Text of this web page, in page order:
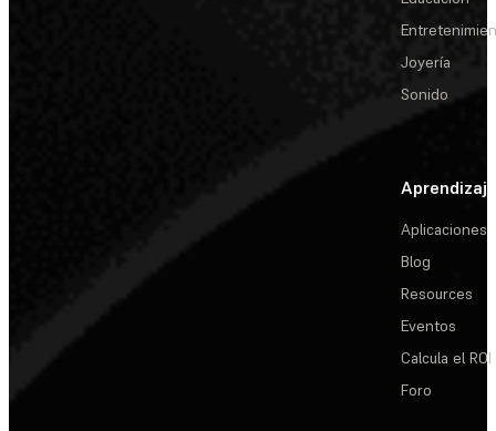
Joyería
Sonido
Aprendizaje
Aplicaciones
Blog
Resources
Eventos
Calcula el ROI
Foro